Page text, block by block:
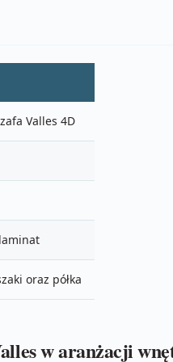
Valles 4D
oraz półka
w aranżacji